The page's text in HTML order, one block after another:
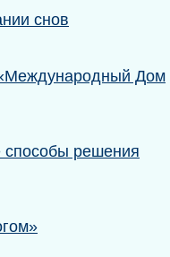
снов
Дом
способы решения